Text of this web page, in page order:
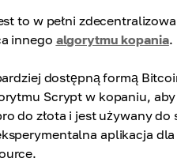
to w pełni
innego algorytmu kopania.
dostępną formą
Scrypt w kopaniu,
do złota i jest używany
aplikacja